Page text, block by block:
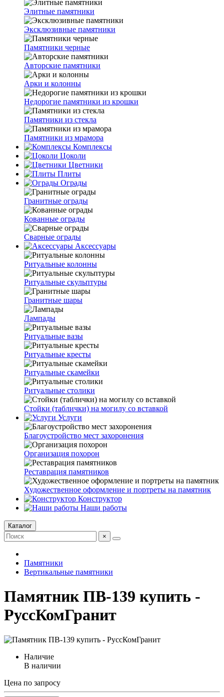
Элитные памятники
Эксклюзивные памятники
Памятники черные
Авторские памятники
Арки и колонны
Недорогие памятники из крошки
Памятники из стекла
Памятники из мрамора
Комплексы
Цоколи
Цветники
Плиты
Ограды
Гранитные ограды
Кованные ограды
Сварные ограды
Аксессуары
Ритуальные колонны
Ритуальные скульптуры
Гранитные шары
Лампады
Ритуальные вазы
Ритуальные кресты
Ритуальные скамейки
Ритуальные столики
Стойки (таблички) на могилу со вставкой
Услуги
Благоустройство мест захоронения
Организация похорон
Реставрация памятников
Художественное оформление и портреты на памятник
Конструктор
Наши работы
Каталог
×
Памятники
Вертикальные памятники
Памятник ПВ-139 купить -
РуссКомГранит
Наличие
В наличии
Цена по запросу